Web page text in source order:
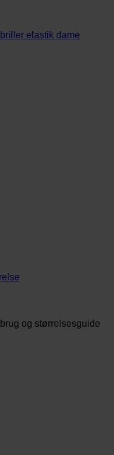
og størrelsesguide